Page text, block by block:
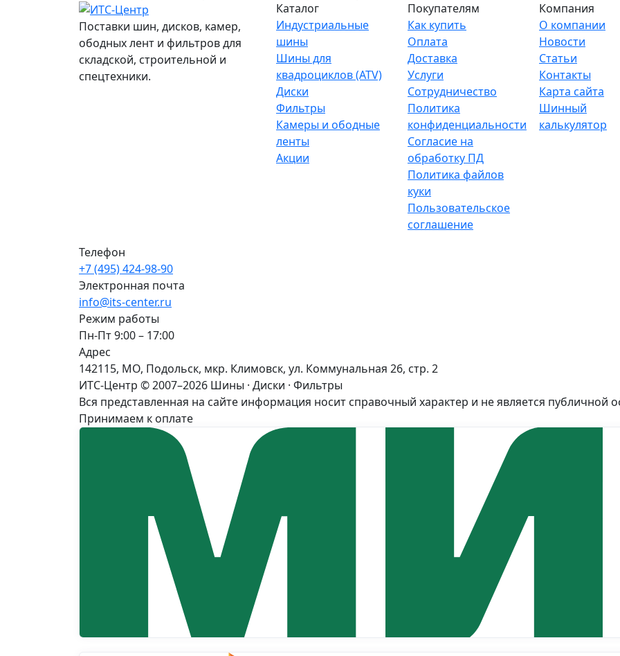
Поставки шин, дисков, камер,
ободных лент и фильтров для
складской, строительной и
спецтехники.
Каталог
Индустриальные
шины
Шины для
квадроциклов (ATV)
Диски
Фильтры
Камеры и ободные
ленты
Акции
Покупателям
Как купить
Оплата
Доставка
Услуги
Сотрудничество
Политика
конфиденциальности
Согласие на
обработку ПД
Политика файлов
куки
Пользовательское
соглашение
Компания
О компании
Новости
Статьи
Контакты
Карта сайта
Шинный
калькулятор
Телефон
+7 (495) 424-98-90
Электронная почта
info@its-center.ru
Режим работы
Пн-Пт 9:00 – 17:00
Адрес
142115, МО, Подольск, мкр. Климовск, ул. Коммунальная 26, стр. 2
ИТС-Центр © 2007–2026 Шины · Диски · Фильтры
Вся представленная на сайте информация носит справочный характер и не является публичной
Принимаем к оплате